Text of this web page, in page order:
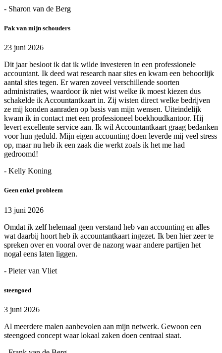
- Sharon van de Berg
Pak van mijn schouders
23 juni 2026
Dit jaar besloot ik dat ik wilde investeren in een professionele
accountant. Ik deed wat research naar sites en kwam een behoorlijk
aantal sites tegen. Er waren zoveel verschillende soorten
administraties, waardoor ik niet wist welke ik moest kiezen dus
schakelde ik Accountantkaart in. Zij wisten direct welke bedrijven
ze mij konden aanraden op basis van mijn wensen. Uiteindelijk
kwam ik in contact met een professioneel boekhoudkantoor. Hij
levert excellente service aan. Ik wil Accountantkaart graag bedanken
voor hun geduld. Mijn eigen accounting doen leverde mij veel stress
op, maar nu heb ik een zaak die werkt zoals ik het me had
gedroomd!
- Kelly Koning
Geen enkel probleem
13 juni 2026
Omdat ik zelf helemaal geen verstand heb van accounting en alles
wat daarbij hoort heb ik accountantkaart ingezet. Ik ben hier zeer te
spreken over en vooral over de nazorg waar andere partijen het
nogal eens laten liggen.
- Pieter van Vliet
steengoed
3 juni 2026
Al meerdere malen aanbevolen aan mijn netwerk. Gewoon een
steengoed concept waar lokaal zaken doen centraal staat.